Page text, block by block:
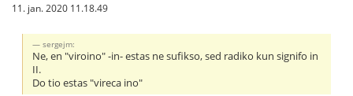
11. jan. 2020 11.18.49
sergejm:
Ne, en "viroino" -in- estas ne sufikso, sed radiko kun signifo in
II.
Do tio estas "vireca ino"